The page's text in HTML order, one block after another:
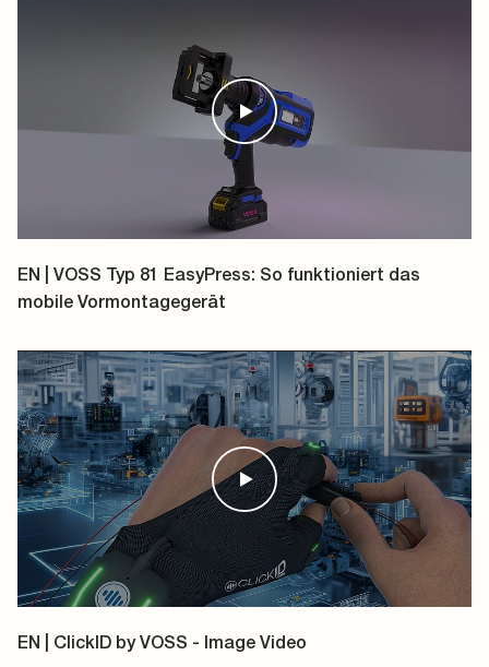
EN | VOSS Typ 81 EasyPress: So funktioniert das
mobile Vormontagegerät
EN | ClickID by VOSS - Image Video